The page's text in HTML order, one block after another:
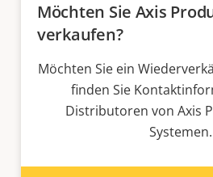
Möchten Sie Axis
verkaufen?
Möchten Sie ein
finden Sie
Distributoren von Axis
Systemen.